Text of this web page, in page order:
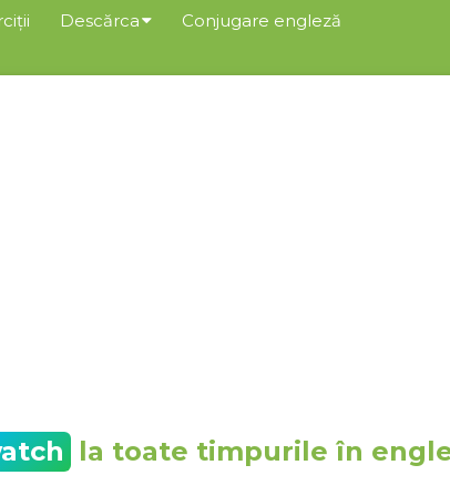
Descărca Conjugare engleză
la toate timpurile în